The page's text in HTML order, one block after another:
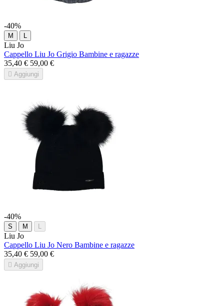
-40%
M
Liu Jo
Cappello Liu Jo Grigio Bambine e ragazze
35,40 € 59,00 €
 Aggiungi
-40%
S M
Liu Jo
Cappello Liu Jo Nero Bambine e ragazze
35,40 € 59,00 €
 Aggiungi